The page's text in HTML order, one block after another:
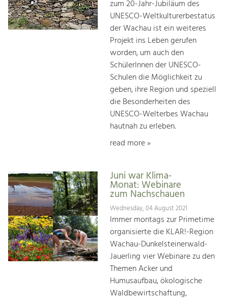
zum 20-Jahr-Jubiläum des
UNESCO-Weltkulturerbestatus
der Wachau ist ein weiteres
Projekt ins Leben gerufen
worden, um auch den
SchülerInnen der UNESCO-
Schulen die Möglichkeit zu
geben, ihre Region und speziell
die Besonderheiten des
UNESCO-Welterbes Wachau
hautnah zu erleben.
read more »
Juni war Klima-
Monat: Webinare
zum Nachschauen
Wednesday, 04 August 2021
Immer montags zur Primetime
organisierte die KLAR!-Region
Wachau-Dunkelsteinerwald-
Jauerling vier Webinare zu den
Themen Acker und
Humusaufbau, ökologische
Waldbewirtschaftung,